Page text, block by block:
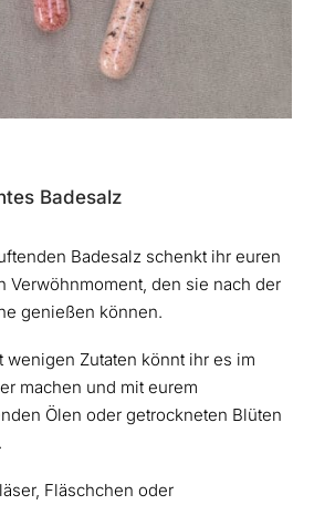
Badesalz
Badesalz schenkt ihr euren
Verwöhnmoment, den sie nach der
genießen können.
wenigen Zutaten könnt ihr es im
machen und mit eurem
Ölen oder getrockneten Blüten
Fläschchen oder